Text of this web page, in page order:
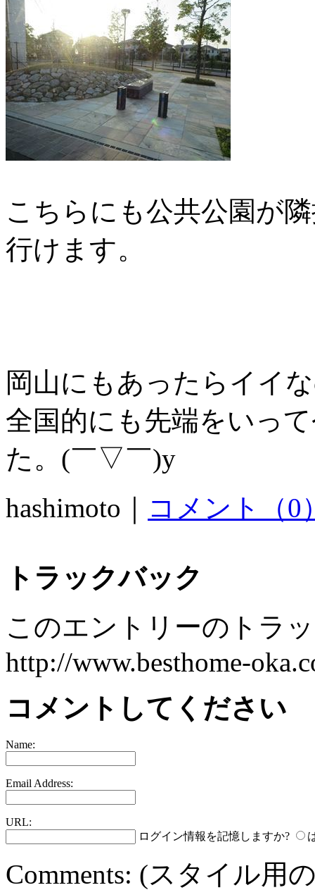
こちらにも公共公園が
行けます。
岡山にもあったらイイ
全国的にも先端をいっ
た。(￣▽￣)y
hashimoto｜
コメント（0
トラックバック
このエントリーのトラ
http://www.besthome-
コメントしてください
Name:
Email Address:
URL:
ログイン情報を記憶しますか?
Comments: (スタイル用